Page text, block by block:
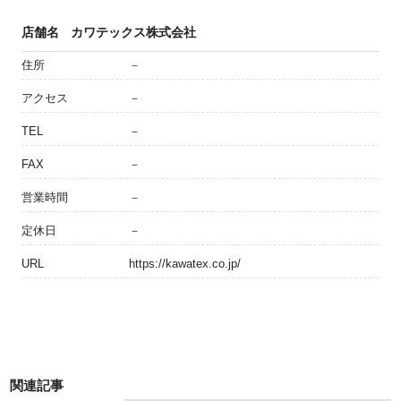
店舗名 カワテックス株式会社
住所 －
アクセス －
TEL －
FAX －
営業時間 －
定休日 －
URL https://kawatex.co.jp/
関連記事